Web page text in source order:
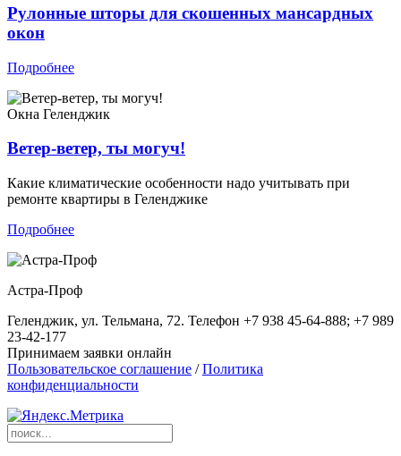
Рулонные шторы для скошенных мансардных
окон
Подробнее
Окна Геленджик
Ветер-ветер, ты могуч!
Какие климатические особенности надо учитывать при
ремонте квартиры в Геленджике
Подробнее
Астра-Проф
Геленджик, ул. Тельмана, 72. Телефон +7 938 45-64-888; +7 989
23-42-177
Принимаем заявки онлайн
Пользовательское соглашение /Политика
конфиденциальности